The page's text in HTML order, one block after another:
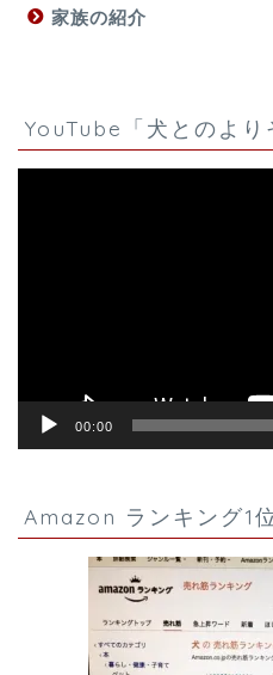
家族の紹介
YouTube「犬とのより
00:00
Amazon ランキング1位